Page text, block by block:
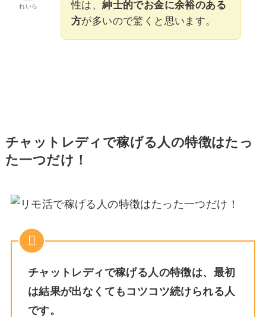
れいら
性は、紳士的でお金に余裕のある
方が多いので驚くと思います。
チャットレディで稼げる人の特徴はたっ
た一つだけ！
チャットレディで稼げる人の特徴は、最初
は結果が出なくてもコツコツ続けられる人
です。